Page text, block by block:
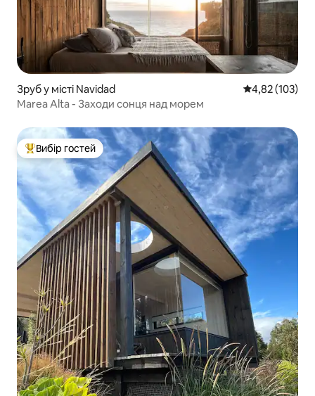
Зруб у місті Navidad Середня
4,82 (103)
Marea Alta - Заходи сонця над морем
Топ вибір гостей
Вибір гостей